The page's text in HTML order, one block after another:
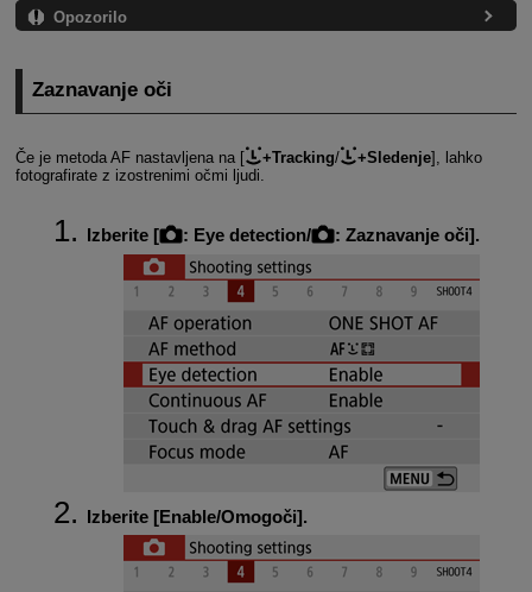
Opozorilo
Zaznavanje oči
Če je metoda AF nastavljena na [ +Tracking/ +Sledenje], lahko
fotografirate z izostrenimi očmi ljudi.
Izberite [ : Eye detection/ : Zaznavanje oči].
Izberite [Enable/Omogoči].